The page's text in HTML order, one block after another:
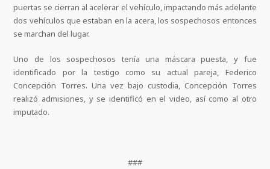
puertas se cierran al acelerar el vehículo, impactando más adelante
dos vehículos que estaban en la acera, los sospechosos entonces
se marchan del lugar.
Uno de los sospechosos tenía una máscara puesta, y fue
identificado por la testigo como su actual pareja, Federico
Concepción Torres. Una vez bajo custodia, Concepción Torres
realizó admisiones, y se identificó en el video, así como al otro
imputado.
###